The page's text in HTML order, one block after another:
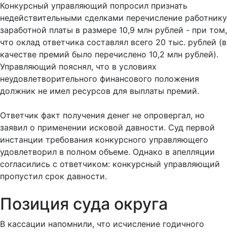
Конкурсный управляющий попросил признать
недействительными сделками перечисление работнику
заработной платы в размере 10,9 млн рублей - при том,
что оклад ответчика составлял всего 20 тыс. рублей (в
качестве премий было перечислено 10,2 млн рублей).
Управляющий пояснял, что в условиях
неудовлетворительного финансового положения
должник не имел ресурсов для выплаты премий.
Ответчик факт получения денег не опровергал, но
заявил о применении исковой давности. Суд первой
инстанции требования конкурсного управляющего
удовлетворил в полном объеме. Однако в апелляции
согласились с ответчиком: конкурсный управляющий
пропустил срок давности.
Позиция суда округа
В кассации напомнили, что исчисление годичного